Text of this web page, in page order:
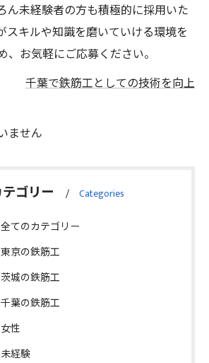
ん未経験者の方も積極的に採用いた
スキルや知識を磨いていける環境を
、お気軽にご応募ください。
千葉で鉄筋工としての技術を向上
ません
ゴリー Categories
全てのカテゴリー
東京の鉄筋工
茨城の鉄筋工
千葉の鉄筋工
女性
未経験